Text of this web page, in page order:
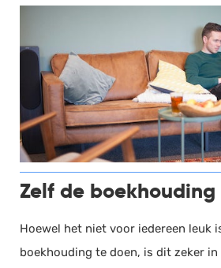
Zelf de boekhouding
Hoewel het niet voor iedereen leuk
boekhouding te doen, is dit zeker